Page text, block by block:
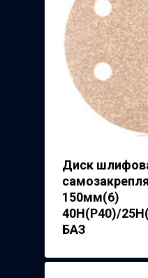
Диск
150мм(6)
40Н(Р40)/
БАЗ